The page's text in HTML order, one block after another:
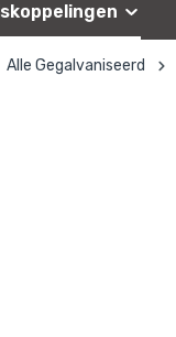
Alle Gegalvaniseerd